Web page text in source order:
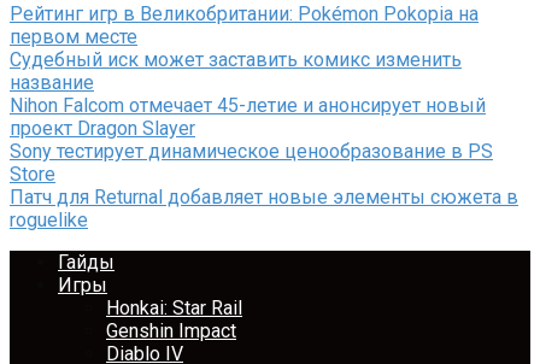
Рейтинг игр в Великобритании: Pokémon Pokopia на
первом месте
Судебный иск может заставить комикс изменить
название
Nihon Falcom отмечает 45-летие и анонсирует новый
проект Dragon Slayer
Sony тестирует динамическое ценообразование в PS
Store
Патч для Returnal добавляет новые элементы сюжета в
roguelike
Гайды
Игры
Honkai: Star Rail
Genshin Impact
Diablo IV